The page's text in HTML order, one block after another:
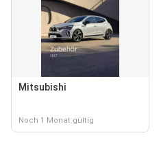
Mitsubishi
Noch 1 Monat gültig